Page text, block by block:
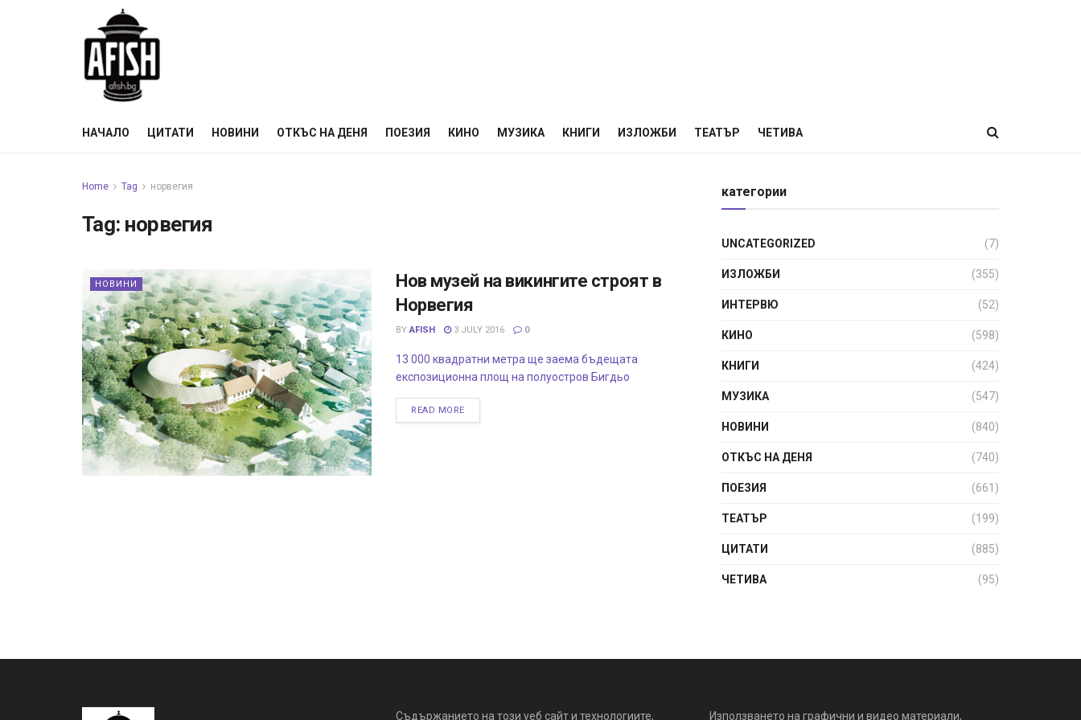
НАЧАЛО ЦИТАТИ НОВИНИ ОТКЪС НА ДЕНЯ ПОЕЗИЯ КИНО МУЗИКА КНИГИ ИЗЛОЖБИ ТЕАТЪР ЧЕТИВА
Home Tag норвегия
Tag: норвегия
НОВИНИ
Нов музей на викингите строят в
Норвегия
BY AFISH 3 JULY 2016 0
13 000 квадратни метра ще заема бъдещата
експозиционна площ на полуостров Бигдьо
READ MORE
категории
UNCATEGORIZED (7)
ИЗЛОЖБИ (355)
ИНТЕРВЮ (52)
КИНО (598)
КНИГИ (424)
МУЗИКА (547)
НОВИНИ (840)
ОТКЪС НА ДЕНЯ (740)
ПОЕЗИЯ (661)
ТЕАТЪР (199)
ЦИТАТИ (885)
ЧЕТИВА (95)
Съдържанието на този уеб сайт и технологиите, Използването на графични и видео материали,